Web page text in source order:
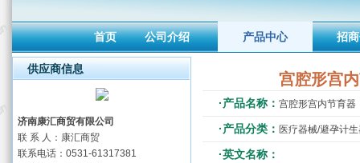
首页 公司介绍 产品中心 招
宫腔形宫
·产品名称： 宫腔形宫内节育器
·产品分类： 医疗器械/避孕计
·英文名称：
供应商信息
济南康汇商贸有限公司
联 系 人：康汇商贸
联系电话：0531-61317381